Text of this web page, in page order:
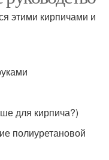
этими кирпичами и
для кирпича?)
полиуретановой